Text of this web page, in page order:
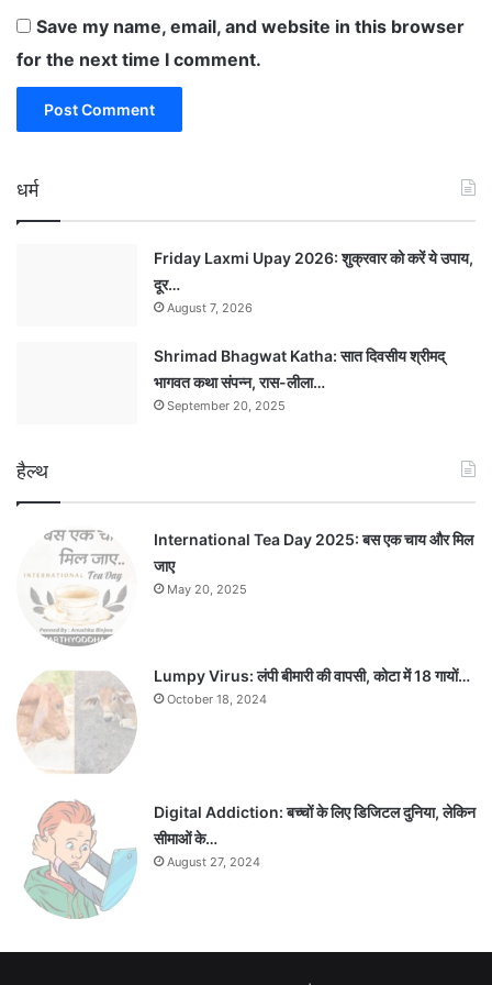
Save my name, email, and website in this browser
for the next time I comment.
धर्म
Friday Laxmi Upay 2026: शुक्रवार को करें ये उपाय,
दूर…
August 7, 2026
Shrimad Bhagwat Katha: सात दिवसीय श्रीमद्
भागवत कथा संपन्न, रास-लीला…
September 20, 2025
हैल्थ
International Tea Day 2025: बस एक चाय और मिल
जाए
May 20, 2025
Lumpy Virus: लंपी बीमारी की वापसी, कोटा में 18 गायों…
October 18, 2024
Digital Addiction: बच्चों के लिए डिजिटल दुनिया, लेकिन
सीमाओं के…
August 27, 2024